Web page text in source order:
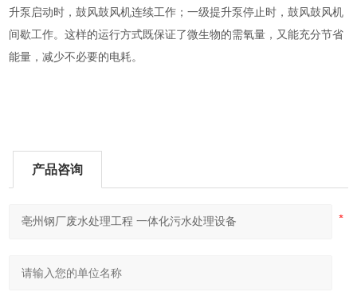
升泵启动时，鼓风鼓风机连续工作；一级提升泵停止时，鼓风鼓风机
间歇工作。这样的运行方式既保证了微生物的需氧量，又能充分节省
能量，减少不必要的电耗。
产品咨询